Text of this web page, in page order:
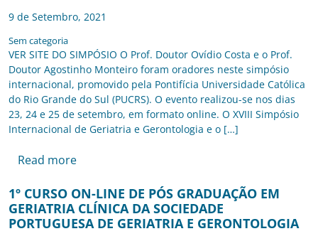
9 de Setembro, 2021
Sem categoria
VER SITE DO SIMPÓSIO O Prof. Doutor Ovídio Costa e o Prof.
Doutor Agostinho Monteiro foram oradores neste simpósio
internacional, promovido pela Pontifícia Universidade Católica
do Rio Grande do Sul (PUCRS). O evento realizou-se nos dias
23, 24 e 25 de setembro, em formato online. O XVIII Simpósio
Internacional de Geriatria e Gerontologia e o […]
Read more
1º CURSO ON-LINE DE PÓS GRADUAÇÃO EM
GERIATRIA CLÍNICA DA SOCIEDADE
PORTUGUESA DE GERIATRIA E GERONTOLOGIA